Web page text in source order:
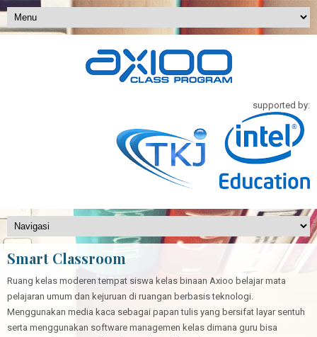
supported by:
Smart Classroom
Ruang kelas moderen tempat siswa kelas binaan Axioo belajar mata
pelajaran umum dan kejuruan di ruangan berbasis teknologi.
Menggunakan media kaca sebagai papan tulis yang bersifat layar sentuh
serta menggunakan software managemen kelas dimana guru bisa